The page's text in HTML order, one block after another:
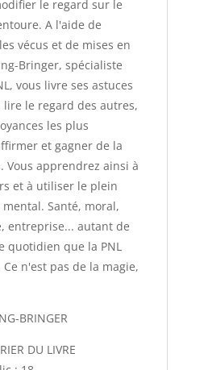
le regard sur le
A l'aide de
vécus et de mises en
Bringer, spécialiste
vous livre ses astuces
le regard des autres,
les plus
et gagner de la
Vous apprendrez ainsi à
et à utiliser le plein
Santé, moral,
entreprise... autant de
quotidien que la PNL
n'est pas de la magie,
BRINGER
DU LIVRE